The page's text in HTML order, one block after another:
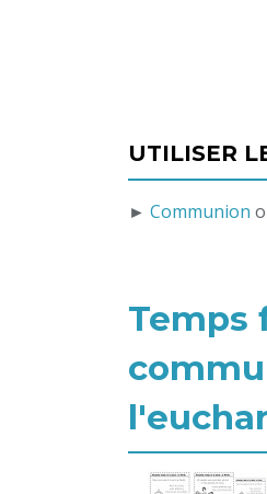
UTILISER
► Communion
Temps